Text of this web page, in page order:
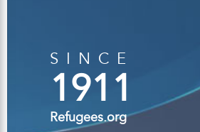
SINCE
1911
Refugees.org